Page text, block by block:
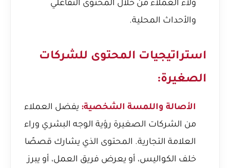
ولاء العملاء من خلال المحتوى التفاعلي
والأحداث المحلية.
استراتيجيات المحتوى للشركات
الصغيرة:
الأصالة واللمسة الشخصية: يفضل العملاء
من الشركات الصغيرة رؤية الوجه البشري وراء
العلامة التجارية. المحتوى الذي يشارك قصصًا
خلف الكواليس، أو يعرض فريق العمل، أو يبرز